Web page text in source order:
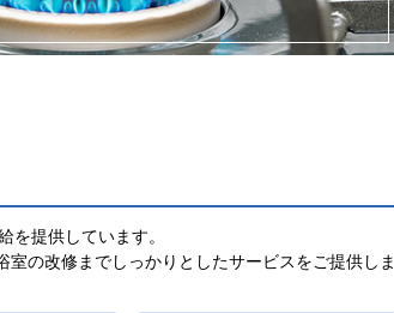
を提供しています。
の改修までしっかりとしたサービスをご提供しま